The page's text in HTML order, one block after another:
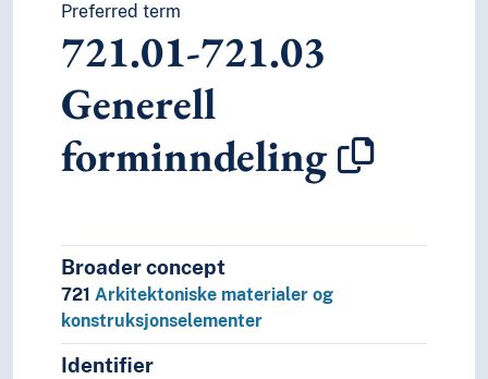
Preferred term
721.01-721.03
Generell
forminndeling
Broader concept
721 Arkitektoniske materialer og
konstruksjonselementer
Identifier